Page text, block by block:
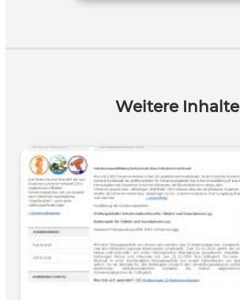
Weitere Inhalte